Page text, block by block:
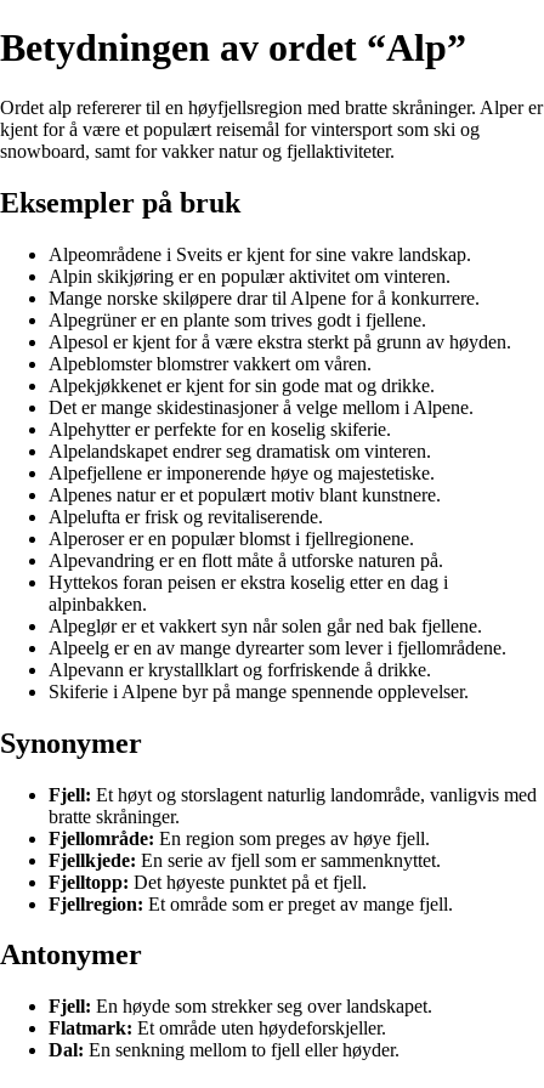
Betydningen av ordet “Alp”
Ordet alp refererer til en høyfjellsregion med bratte skråninger. Alper er
kjent for å være et populært reisemål for vintersport som ski og
snowboard, samt for vakker natur og fjellaktiviteter.
Eksempler på bruk
Alpeområdene i Sveits er kjent for sine vakre landskap.
Alpin skikjøring er en populær aktivitet om vinteren.
Mange norske skiløpere drar til Alpene for å konkurrere.
Alpegrüner er en plante som trives godt i fjellene.
Alpesol er kjent for å være ekstra sterkt på grunn av høyden.
Alpeblomster blomstrer vakkert om våren.
Alpekjøkkenet er kjent for sin gode mat og drikke.
Det er mange skidestinasjoner å velge mellom i Alpene.
Alpehytter er perfekte for en koselig skiferie.
Alpelandskapet endrer seg dramatisk om vinteren.
Alpefjellene er imponerende høye og majestetiske.
Alpenes natur er et populært motiv blant kunstnere.
Alpelufta er frisk og revitaliserende.
Alperoser er en populær blomst i fjellregionene.
Alpevandring er en flott måte å utforske naturen på.
Hyttekos foran peisen er ekstra koselig etter en dag i
alpinbakken.
Alpeglør er et vakkert syn når solen går ned bak fjellene.
Alpeelg er en av mange dyrearter som lever i fjellområdene.
Alpevann er krystallklart og forfriskende å drikke.
Skiferie i Alpene byr på mange spennende opplevelser.
Synonymer
Fjell: Et høyt og storslagent naturlig landområde, vanligvis med
bratte skråninger.
Fjellområde: En region som preges av høye fjell.
Fjellkjede: En serie av fjell som er sammenknyttet.
Fjelltopp: Det høyeste punktet på et fjell.
Fjellregion: Et område som er preget av mange fjell.
Antonymer
Fjell: En høyde som strekker seg over landskapet.
Flatmark: Et område uten høydeforskjeller.
Dal: En senkning mellom to fjell eller høyder.